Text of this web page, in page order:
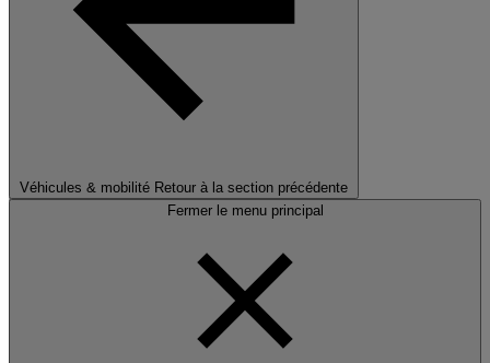
Véhicules & mobilité Retour à la section précédente
Fermer le menu principal